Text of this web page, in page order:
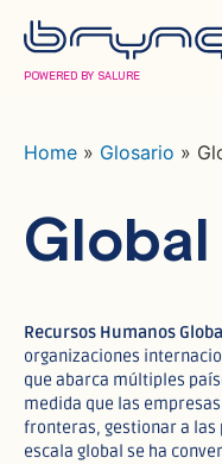
POWERED BY SALURE
Home » Glosario »
Global
Recursos Humanos
organizaciones
que abarca múltiples
medida que las
fronteras, gestionar a las
escala global se ha